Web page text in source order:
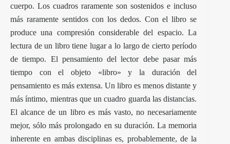
cuerpo. Los cuadros raramente son sostenidos e incluso
más raramente sentidos con los dedos. Con el libro se
produce una compresión considerable del espacio. La
lectura de un libro tiene lugar a lo largo de cierto período
de tiempo. El pensamiento del lector debe pasar más
tiempo con el objeto «libro» y la duración del
pensamiento es más extensa. Un libro es menos distante y
más íntimo, mientras que un cuadro guarda las distancias.
El alcance de un libro es más vasto, no necesariamente
mejor, sólo más prolongado en su duración. La memoria
inherente en ambas disciplinas es, probablemente, de la